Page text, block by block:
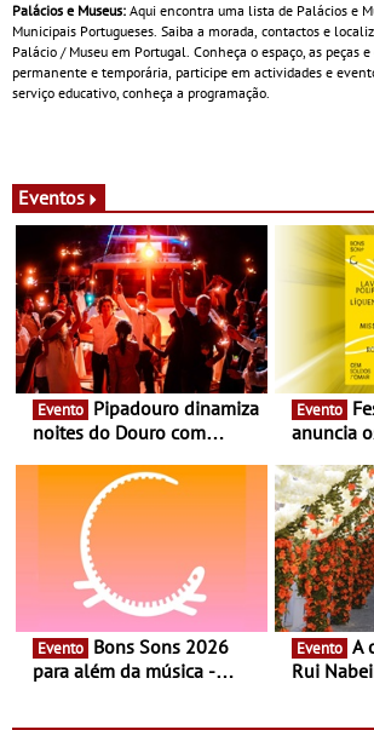
Palácios e Museus: Aqui encontra uma lista de Palácios e
Municipais Portugueses. Saiba a morada, contactos e
Palácio / Museu em Portugal. Conheça o espaço, as peças
permanente e temporária, participe em actividades e
serviço educativo, conheça a programação.
Eventos
Evento
noites do Douro com
vinho, gastronomia e
música
Evento
anuncia
Evento
para além da música -
Evento
Rui